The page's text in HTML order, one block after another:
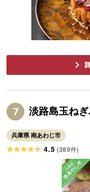
7 淡路島玉ね
兵庫県 南あわじ市
4.5 (389件)